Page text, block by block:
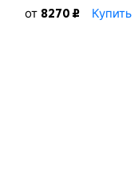
от 8270 ₽ Купить